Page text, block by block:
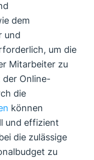
dem
und
um die
Mitarbeiter zu
Online-
die
können
und effizient
die zulässige
zu